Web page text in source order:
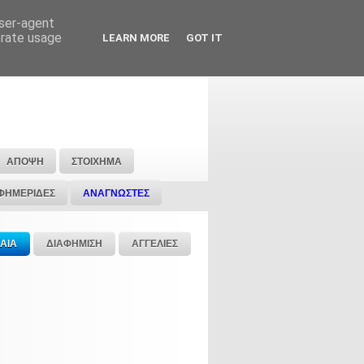
ΑΠΟΨΗ ΣΤΟΙΧΗΜΑ
ΑΝΑΓΝΩΣΤΕΣ
ΔΙΑΦΗΜΙΣΗ ΑΓΓΕΛΙΕΣ
agent
usage
LEARN MORE GOT IT